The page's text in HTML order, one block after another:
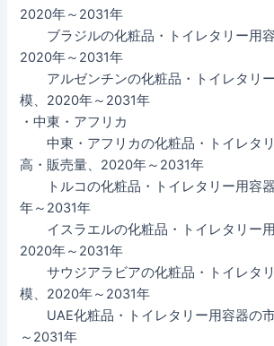
2020年～2031年
ブラジルの化粧品・トイレタリー用容
2020年～2031年
アルゼンチンの化粧品・トイレタリ
模、2020年～2031年
・中東・アフリカ
中東・アフリカの化粧品・トイレタ
高・販売量、2020年～2031年
トルコの化粧品・トイレタリー用容
年～2031年
イスラエルの化粧品・トイレタリー用
2020年～2031年
サウジアラビアの化粧品・トイレタ
模、2020年～2031年
UAE化粧品・トイレタリー用容器の
～2031年